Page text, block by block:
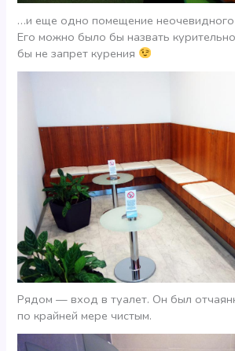
…и еще одно помещение неочевидного
Его можно было бы назвать
бы не запрет курения
Рядом — вход в туалет. Он был
по крайней мере чистым.